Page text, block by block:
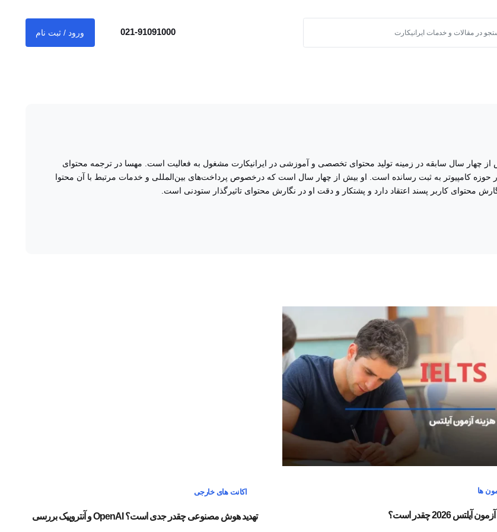
021-91091000 ورود / ثبت نام
سال سابقه در زمینه تولید محتوای تخصصی و آموزشی در ایرانیکارت مشغول به فعالیت است. مهسا در ترجمه محتوای انگلیسی نیز
ثبت رسانده است. او بیش از چهار سال است که درخصوص پرداخت‌های بین‌المللی و خدمات مرتبط با آن محتوا مینویسد و کارشناس
دارد و پشتکار و دقت او در نگارش محتوای تاثیرگذار ستودنی است.
ها
آیلتس 2026 چقدر است؟
اکانت های خارجی
تهدید هوش مصنوعی چقدر جدی است؟ OpenAI و آنتروپیک بررسی